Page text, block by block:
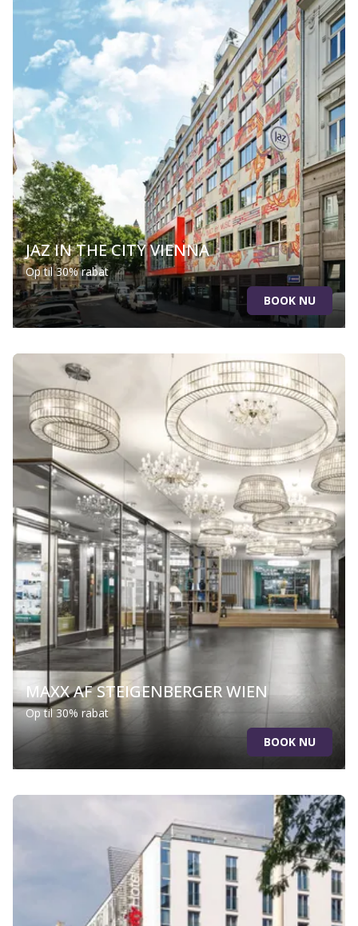
JAZ IN THE CITY VIENNA
Op til 30% rabat
BOOK NU
MAXX AF STEIGENBERGER WIEN
Op til 30% rabat
BOOK NU